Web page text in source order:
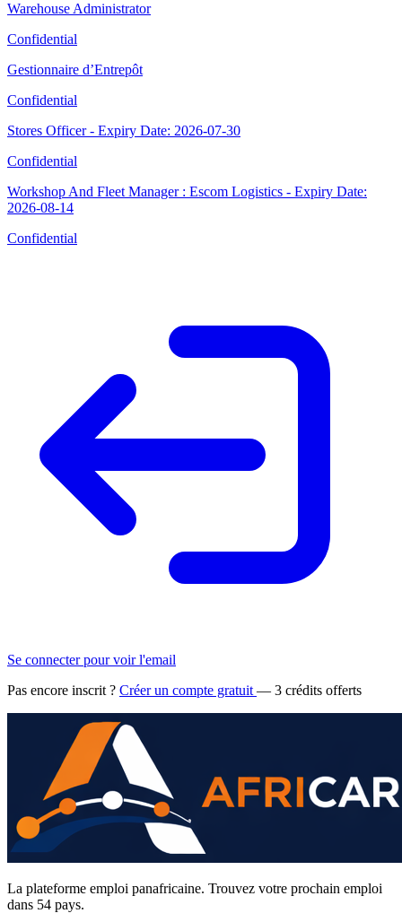
Warehouse Administrator
Confidential
Gestionnaire d’Entrepôt
Confidential
Stores Officer - Expiry Date: 2026-07-30
Confidential
Workshop And Fleet Manager : Escom Logistics - Expiry Date:
2026-08-14
Confidential
Se connecter pour voir l'email
Pas encore inscrit ? Créer un compte gratuit — 3 crédits offerts
La plateforme emploi panafricaine. Trouvez votre prochain emploi
dans 54 pays.